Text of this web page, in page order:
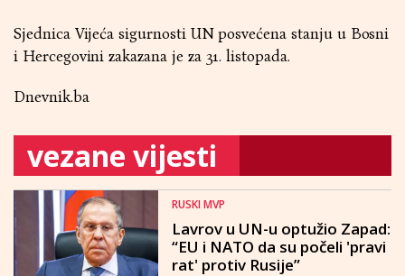
Sjednica Vijeća sigurnosti UN posvećena stanju u Bosni
i Hercegovini zakazana je za 31. listopada.
Dnevnik.ba
vezane vijesti
RUSKI MVP
Lavrov u UN-u optužio Zapad:
“EU i NATO da su počeli 'pravi
rat' protiv Rusije”